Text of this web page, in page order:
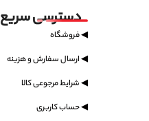
دسترسی سریع
◀ فروشگاه
◀ ارسال سفارش و هزینه
◀ شرایط مرجوعی کالا
◀ حساب کاربری